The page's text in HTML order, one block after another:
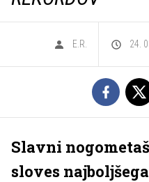
E.R. 24.
Slavni
sloves